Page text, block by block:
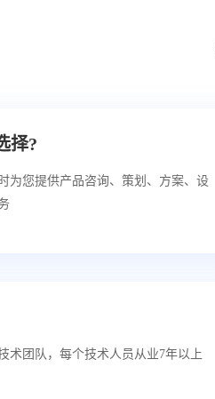
择?
为您提供产品咨询、策划、方案、设
术团队，每个技术人员从业7年以上